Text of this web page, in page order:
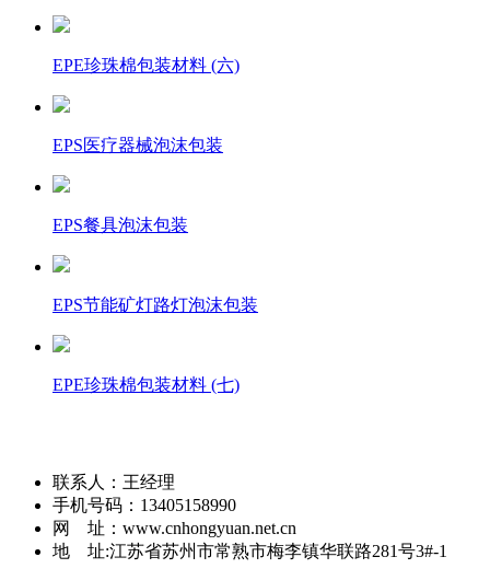
EPE珍珠棉包装材料 (六)
EPS医疗器械泡沫包装
EPS餐具泡沫包装
EPS节能矿灯路灯泡沫包装
EPE珍珠棉包装材料 (七)
联系人：王经理
手机号码：13405158990
网 址：www.cnhongyuan.net.cn
地 址:江苏省苏州市常熟市梅李镇华联路281号3#-1